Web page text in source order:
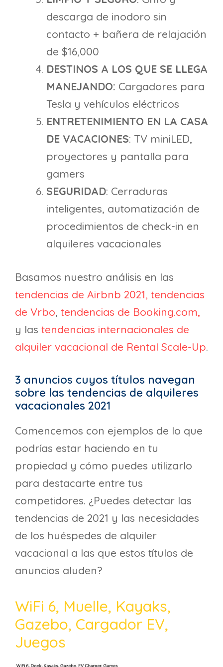
descarga de inodoro sin
contacto + bañera de relajación
de $16,000
DESTINOS A LOS QUE SE LLEGA
MANEJANDO: Cargadores para
Tesla y vehículos eléctricos
ENTRETENIMIENTO EN LA CASA
DE VACACIONES: TV miniLED,
proyectores y pantalla para
gamers
SEGURIDAD: Cerraduras
inteligentes, automatización de
procedimientos de check-in en
alquileres vacacionales
Basamos nuestro análisis en las
tendencias de Airbnb 2021, tendencias
de Vrbo, tendencias de Booking.com,
y las tendencias internacionales de
alquiler vacacional de Rental Scale-Up.
3 anuncios cuyos títulos navegan
sobre las tendencias de alquileres
vacacionales 2021
Comencemos con ejemplos de lo que
podrías estar haciendo en tu
propiedad y cómo puedes utilizarlo
para destacarte entre tus
competidores. ¿Puedes detectar las
tendencias de 2021 y las necesidades
de los huéspedes de alquiler
vacacional a las que estos títulos de
anuncios aluden?
WiFi 6, Muelle, Kayaks,
Gazebo, Cargador EV,
Juegos